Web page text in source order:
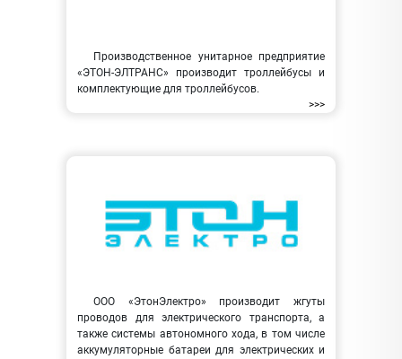
Производственное унитарное предприятие
«ЭТОН-ЭЛТРАНС» производит троллейбусы и
комплектующие для троллейбусов.
>>>
ООО «ЭтонЭлектро» производит жгуты
проводов для электрического транспорта, а
также системы автономного хода, в том числе
аккумуляторные батареи для электрических и